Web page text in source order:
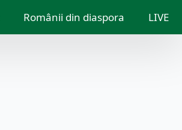
Românii din diaspora LIVE